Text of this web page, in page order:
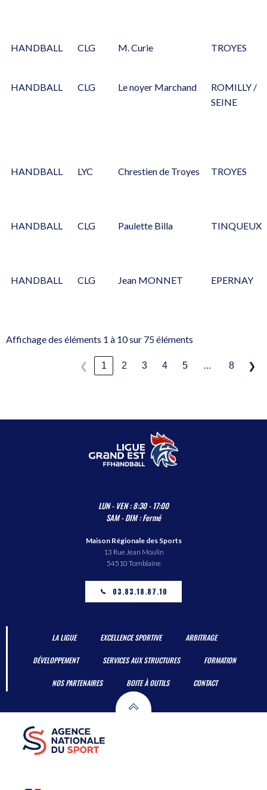
HANDBALL CLG M. Curie TROYES
HANDBALL CLG Le noyer Marchand
ROMILLY /
SEINE
HANDBALL LYC Chrestien de Troyes TROYES
HANDBALL CLG Paulette Billa TINQUEUX
HANDBALL CLG Jean MONNET EPERNAY
Affichage des éléments 1 à 10 sur 75 éléments
❮ 1 2 3 4 5 8 ❯
LUN - VEN : 8:30 - 17:00
SAM - DIM : Fermé
Maison Régionale des Sports
13 Rue Jean Moulin
54510 Tomblaine
03.83.18.87.10
LA LIGUE EXCELLENCE SPORTIVE ARBITRAGE
DÉVELOPPEMENT SERVICES AUX STRUCTURES FORMATION
NOS PARTENAIRES BOITE À OUTILS CONTACT